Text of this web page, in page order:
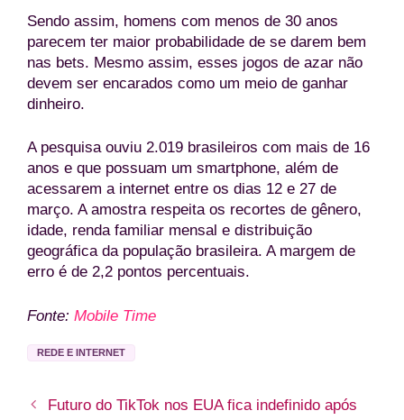
Sendo assim, homens com menos de 30 anos
parecem ter maior probabilidade de se darem bem
nas bets. Mesmo assim, esses jogos de azar não
devem ser encarados como um meio de ganhar
dinheiro.
A pesquisa ouviu 2.019 brasileiros com mais de 16
anos e que possuam um smartphone, além de
acessarem a internet entre os dias 12 e 27 de
março. A amostra respeita os recortes de gênero,
idade, renda familiar mensal e distribuição
geográfica da população brasileira. A margem de
erro é de 2,2 pontos percentuais.
Fonte: Mobile Time
REDE E INTERNET
Futuro do TikTok nos EUA fica indefinido após